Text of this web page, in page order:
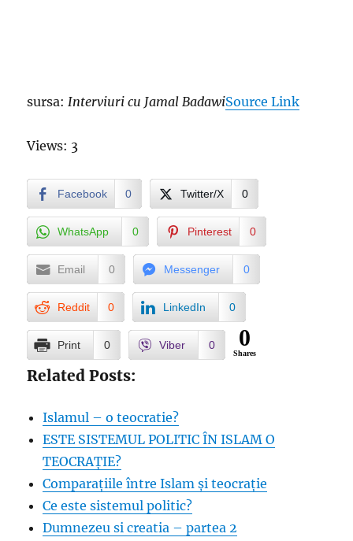
sursa:Interviuri cu Jamal BadawiSource Link
Views: 3
Facebook 0 Twitter/X 0
WhatsApp 0 Pinterest 0
Email 0 Messenger 0
Reddit 0 LinkedIn 0
Print 0 Viber 0 0
Shares
Related Posts:
Islamul – o teocratie?
ESTE SISTEMUL POLITIC ÎN ISLAM O
TEOCRAȚIE?
Comparațiile între Islam și teocrație
Ce este sistemul politic?
Dumnezeu si creatia – partea 2